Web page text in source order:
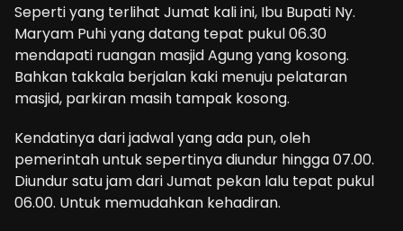
Seperti yang terlihat Jumat kali ini, Ibu Bupati Ny.
Maryam Puhi yang datang tepat pukul 06.30
mendapati ruangan masjid Agung yang kosong.
Bahkan takkala berjalan kaki menuju pelataran
masjid, parkiran masih tampak kosong.
Kendatinya dari jadwal yang ada pun, oleh
pemerintah untuk sepertinya diundur hingga 07.00.
Diundur satu jam dari Jumat pekan lalu tepat pukul
06.00. Untuk memudahkan kehadiran.